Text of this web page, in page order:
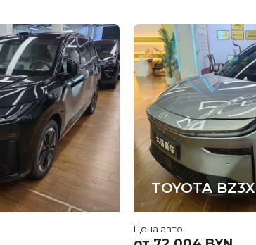
TOYOTA BZ3X
Цена авто